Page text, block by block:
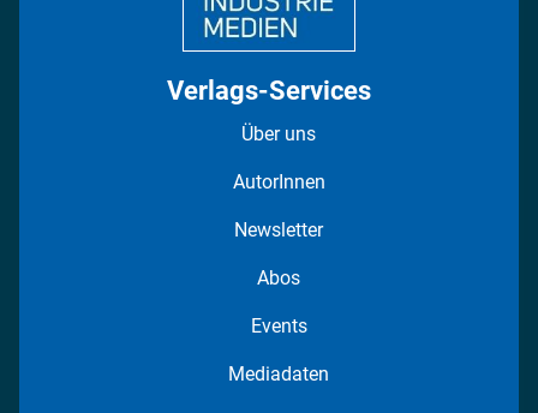
Verlags-Services
Über uns
AutorInnen
Newsletter
Abos
Events
Mediadaten